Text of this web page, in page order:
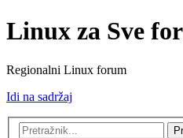
Linux za Sve
Regionalni Linux forum
Idi na sadržaj